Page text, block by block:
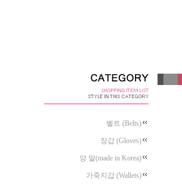
벨트 (Belts)
장갑 (Gloves)
양 말(made in Korea)
가죽지갑 (Wallets)